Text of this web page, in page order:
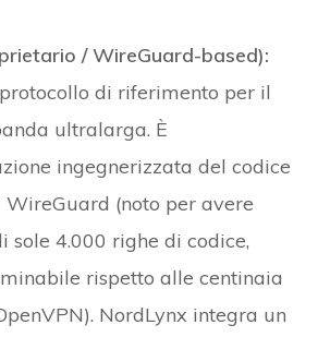
/ WireGuard-based):
di riferimento per il
ultralarga. È
ingegnerizzata del codice
WireGuard (noto per avere
sole 4.000 righe di codice,
rispetto alle centinaia
NordLynx integra un